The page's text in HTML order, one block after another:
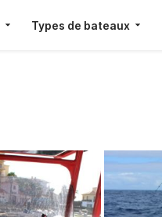
Types de bateaux